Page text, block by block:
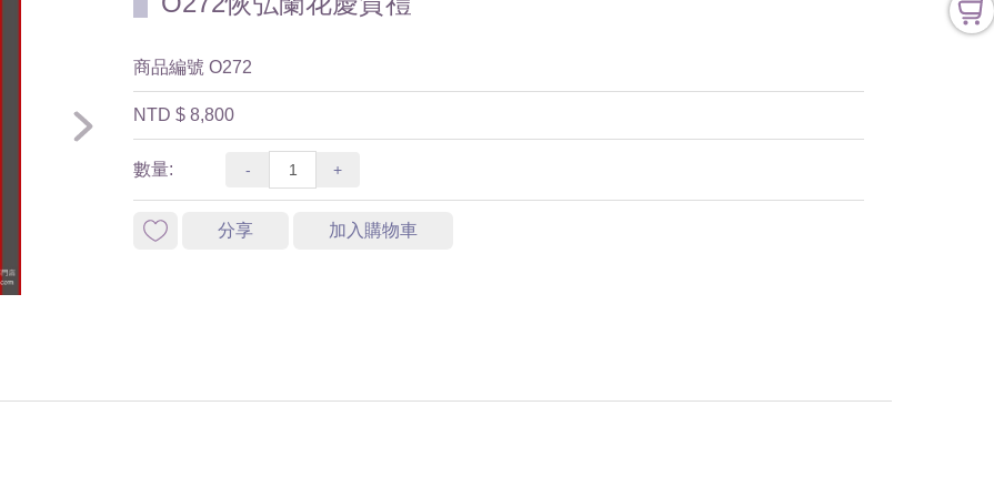
商品編號 O272
NTD $ 8,800
數量: - +
分享 加入購物車